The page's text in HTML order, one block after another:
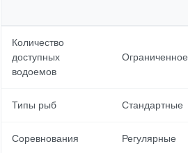
Количество
доступных
водоемов
Ограниченное
Типы рыб Стандартные
Соревнования Регулярные